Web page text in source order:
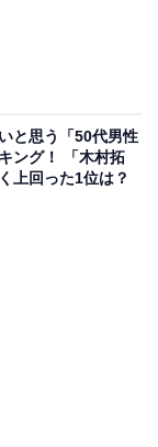
と思う「50代男性
ング！ 「木村拓
上回った1位は？